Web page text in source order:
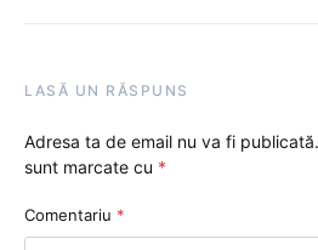
LASĂ UN RĂSPUNS
Adresa ta de email nu va fi publicată.
sunt marcate cu *
Comentariu *